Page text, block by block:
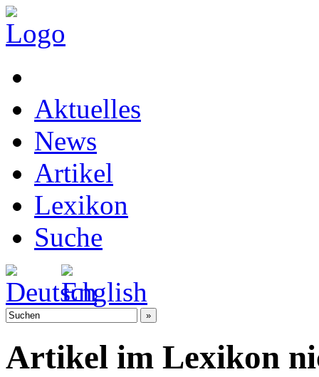
Aktuelles
News
Artikel
Lexikon
Suche
Artikel im Lexikon